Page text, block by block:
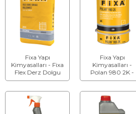
Fixa Yapı
Kimyasalları - Fixa
Flex Derz Dolgu
Malzemesi (6 - 20
Fixa Yapı
Kimyasalları -
Polan 980 2K -
Katran Modifiye
Derz Dolgu Ve
İzolasyon
Malzemesi